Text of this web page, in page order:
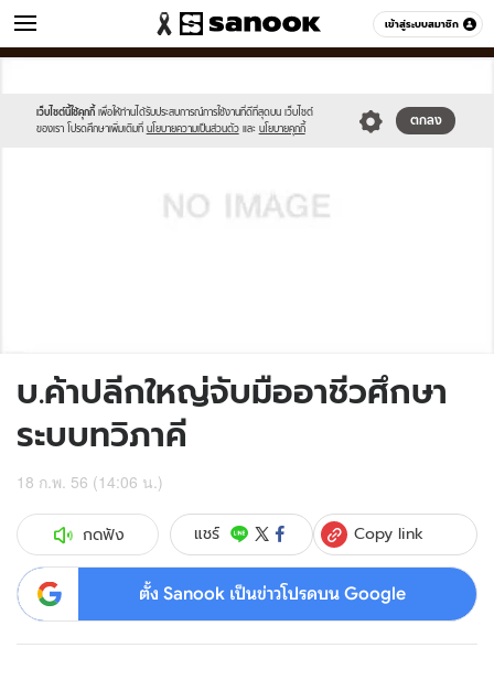
เข้าสู่ระบบสมาชิก
ข่าว หมวดอื่นๆ
เว็บไซต์นี้ใช้คุกกี้ เพื่อให้ท่านได้รับประสบการณ์การใช้งานที่ดีที่สุดบน เว็บไซต์
ของเรา โปรดศึกษาเพิ่มเติมที่ นโยบายความเป็นส่วนตัว และ นโยบายคุกกี้
ตกลง
sanook.png
image.jpg
บ.ค้าปลีกใหญ่จับมืออาชีวศึกษา
ระบบทวิภาคี
18 ก.พ. 56 (14:06 น.)
กดฟัง แชร์ Copy link
ตั้ง Sanook เป็นข่าวโปรดบน Google